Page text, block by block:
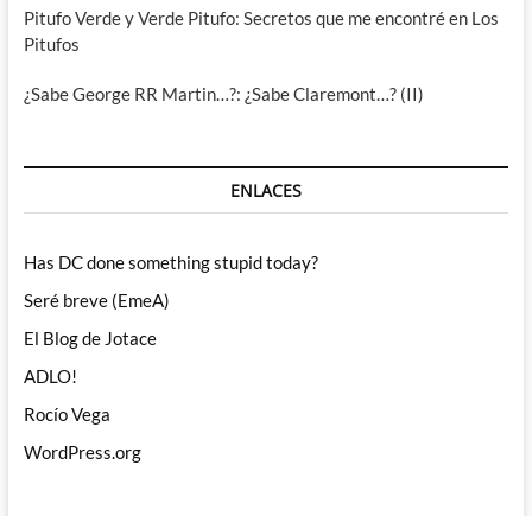
Pitufo Verde y Verde Pitufo: Secretos que me encontré en Los
Pitufos
¿Sabe George RR Martin…?: ¿Sabe Claremont…? (II)
ENLACES
Has DC done something stupid today?
Seré breve (EmeA)
El Blog de Jotace
ADLO!
Rocío Vega
WordPress.org